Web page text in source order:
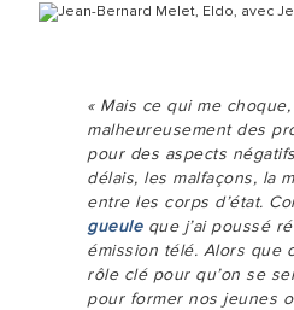
« Mais ce qui me
malheureusement des
pour des aspects
délais, les malfaçons, la
entre les corps d’état.
gueuleque j’ai poussé
émission télé. Alors que
rôle clé pour qu’on se
pour former nos jeunes